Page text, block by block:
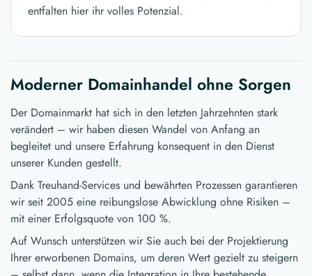
entfalten hier ihr volles Potenzial.
Moderner Domainhandel ohne Sorgen
Der Domainmarkt hat sich in den letzten Jahrzehnten stark
verändert – wir haben diesen Wandel von Anfang an
begleitet und unsere Erfahrung konsequent in den Dienst
unserer Kunden gestellt.
Dank Treuhand-Services und bewährten Prozessen garantieren
wir seit 2005 eine reibungslose Abwicklung ohne Risiken –
mit einer Erfolgsquote von 100 %.
Auf Wunsch unterstützen wir Sie auch bei der Projektierung
Ihrer erworbenen Domains, um deren Wert gezielt zu steigern